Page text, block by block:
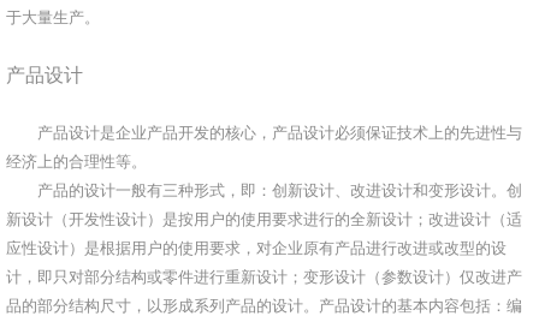
于大量生产。
产品设计
产品设计是企业产品开发的核心，产品设计必须保证技术上的先进性与
经济上的合理性等。
产品的设计一般有三种形式，即：创新设计、改进设计和变形设计。创
新设计（开发性设计）是按用户的使用要求进行的全新设计；改进设计（适
应性设计）是根据用户的使用要求，对企业原有产品进行改进或改型的设
计，即只对部分结构或零件进行重新设计；变形设计（参数设计）仅改进产
品的部分结构尺寸，以形成系列产品的设计。产品设计的基本内容包括：编